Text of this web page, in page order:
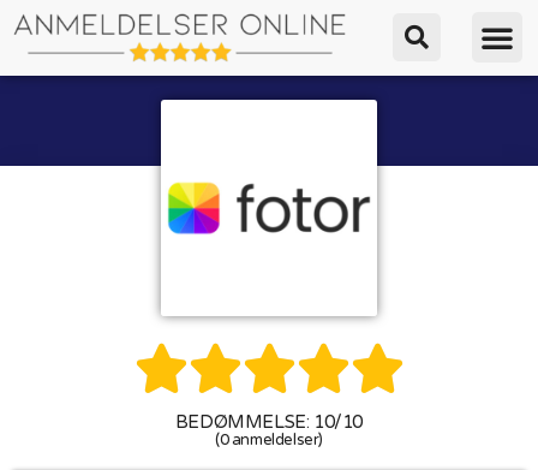

BEDØMMELSE: 10/10
(0 anmeldelser)